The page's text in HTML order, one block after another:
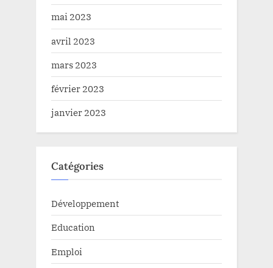
mai 2023
avril 2023
mars 2023
février 2023
janvier 2023
Catégories
Développement
Education
Emploi